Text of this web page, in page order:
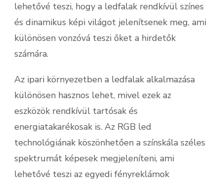
lehetővé teszi, hogy a ledfalak rendkívül színes
és dinamikus képi világot jelenítsenek meg, ami
különösen vonzóvá teszi őket a hirdetők
számára.
Az ipari környezetben a ledfalak alkalmazása
különösen hasznos lehet, mivel ezek az
eszközök rendkívül tartósak és
energiatakarékosak is. Az RGB led
technológiának köszönhetően a színskála széles
spektrumát képesek megjeleníteni, ami
lehetővé teszi az egyedi fényreklámok